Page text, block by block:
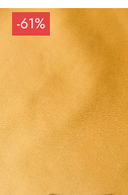
-61%